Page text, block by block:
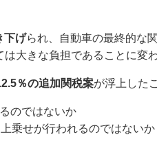
下げられ、自動車の最終的な
大きな負担であることに変
％の追加関税案が浮上した
のではないか
乗せが行われるのではないか